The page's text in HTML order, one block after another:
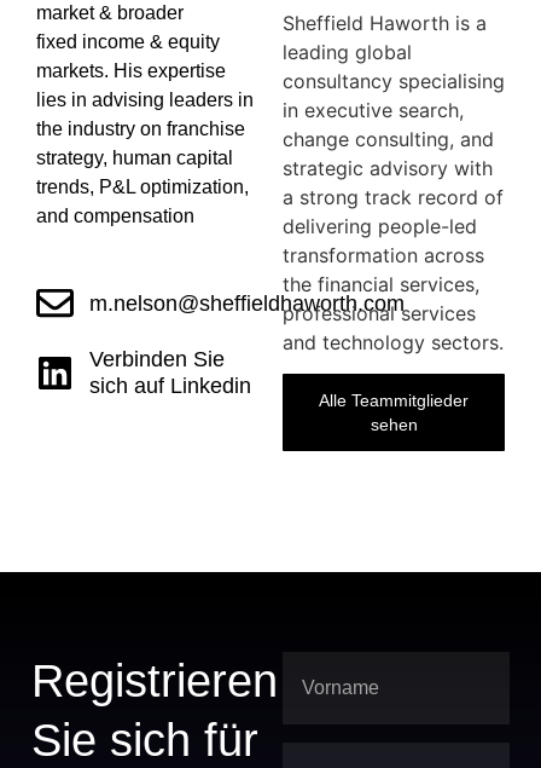
market & broader
fixed income & equity
markets. His expertise
lies in advising leaders in
the industry on franchise
strategy, human capital
trends, P&L optimization,
and compensation​
m.nelson@sheffieldhaworth.com
Verbinden Sie
sich auf Linkedin
Sheffield Haworth is a
leading global
consultancy specialising
in executive search,
change consulting, and
strategic advisory with
a strong track record of
delivering people-led
transformation across
the financial services,
professional services
and technology sectors.
Alle Teammitglieder
sehen
Registrieren
Sie sich für